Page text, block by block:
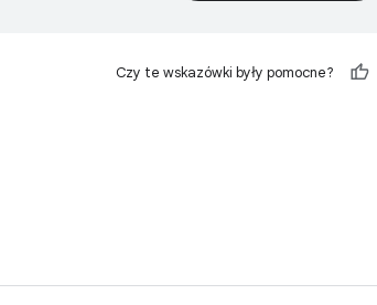
Czy te wskazówki były pomocne?